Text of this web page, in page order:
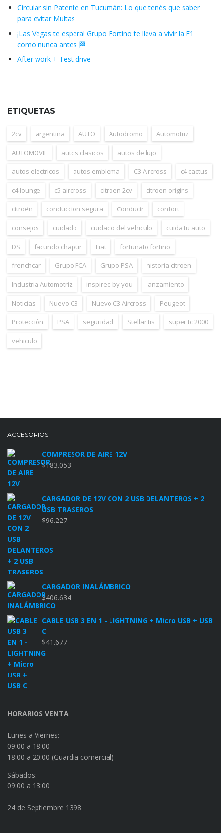
Circular sin Patente en Tucumán: Lo que tenés que saber
para evitar Multas
¡Las Vegas te espera! Grupo Fortino te lleva a vivir la F1
como nunca antes 🏁
After work + Test drive
ETIQUETAS
2cv argentina AUTO Autodromo Automotriz
AUTOMOVIL autos clasicos autos de lujo
autos electricos autos emblema C3 Aircross c4 cactus
c4 lounge c5 aircross citroen 2cv citroen origins
citroën conduccion segura Conducir confort
consejos cuidado cuidado del vehiculo cuida tu auto
DS facundo chapur Fiat fortunato fortino
frenchcar Grupo FCA Grupo PSA historia citroen
Industria Automotriz inspired by you lanzamiento
Noticias Nuevo C3 Nuevo C3 Aircross Peugeot
Protección PSA seguridad Stellantis super tc 2000
vehiculo
ACCESORIOS
COMPRESOR DE AIRE 12V
$183.053
CARGADOR DE 12V CON 2 USB DELANTEROS + 2
USB TRASEROS
$96.227
CARGADOR INALÁMBRICO
$406.634
CABLE USB 3 EN 1 - LIGHTNING + Micro USB + USB
C
$41.677
HORARIOS VENTA
Lunes a Viernes:
09:00 a 18:00
18:00 a 20:00 (Guardia comercial)
Sábados:
09:00 a 13:00
24 de Septiembre 1398